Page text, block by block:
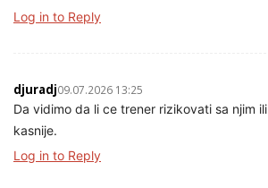
Log in to Reply
djuradj09.07.2026 13:25
Da vidimo da li ce trener rizikovati sa njim
kasnije.
Log in to Reply